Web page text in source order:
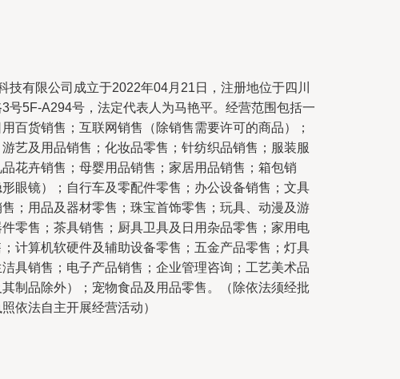
技有限公司成立于2022年04月21日，注册地位于四川
号5F-A294号，法定代表人为马艳平。经营范围包括一
百货销售；互联网销售（除销售需要许可的商品）；
艺及用品销售；化妆品零售；针纺织品销售；服装服
花卉销售；母婴用品销售；家居用品销售；箱包销
眼镜）；自行车及零配件零售；办公设备销售；文具
；用品及器材零售；珠宝首饰零售；玩具、动漫及游
零售；茶具销售；厨具卫具及日用杂品零售；家用电
计算机软硬件及辅助设备零售；五金产品零售；灯具
具销售；电子产品销售；企业管理咨询；工艺美术品
制品除外）；宠物食品及用品零售。（除依法须经批
依法自主开展经营活动）